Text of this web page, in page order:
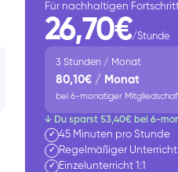
Für nachhaltigen
26,70€/Stunde
3 Stunden / Monat
80,10€ / Monat
bei 6-monatiger
↓ Du sparst 53,40€ bei 6-
✓ 45 Minuten pro Stunde
✓ Regelmäßiger Unterricht
✓ Einzelunterricht 1:1